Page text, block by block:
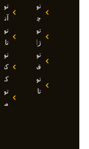
تور
چین
تور
ژاپن
تور
قطر
تور
تاجیکستان
تور
آنتالیا
تور
تایلند
تور
کشتی
کروز
تور
مالدیو